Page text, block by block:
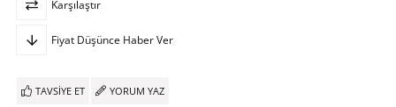
Karşılaştır
Fiyat Düşünce Haber Ver
TAVSIYE ET YORUM YAZ